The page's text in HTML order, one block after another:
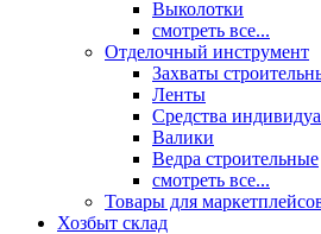
Выколотки
смотреть все...
Отделочный инструмент
Захваты
Ленты
Средства
Валики
Ведра строительные
смотреть все...
Товары для
Хозбыт склад